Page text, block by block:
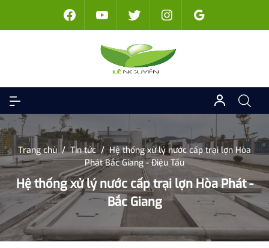
Trang chủ / Tin tức / Hệ thống xử lý nước cấp trại lợn Hòa
Phát Bắc Giang - Điệu Tẩu
Hệ thống xử lý nước cấp trại lợn Hòa Phát -
Bắc Giang